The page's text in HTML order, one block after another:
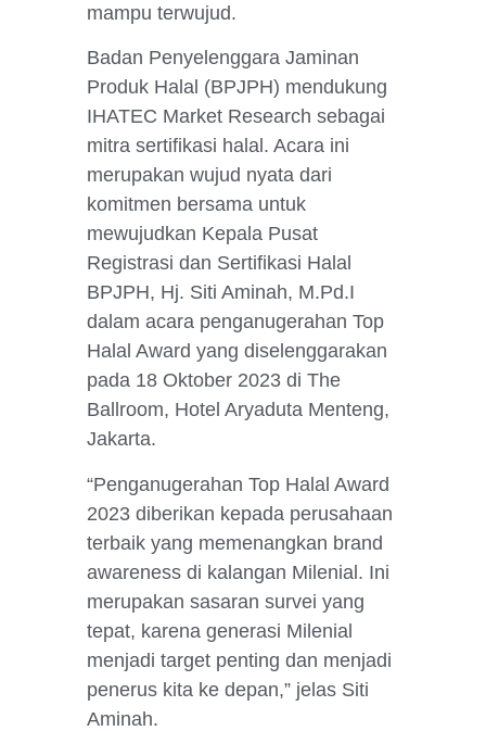
mampu terwujud.
Badan Penyelenggara Jaminan
Produk Halal (BPJPH) mendukung
IHATEC Market Research sebagai
mitra sertifikasi halal. Acara ini
merupakan wujud nyata dari
komitmen bersama untuk
mewujudkan Kepala Pusat
Registrasi dan Sertifikasi Halal
BPJPH, Hj. Siti Aminah, M.Pd.I
dalam acara penganugerahan Top
Halal Award yang diselenggarakan
pada 18 Oktober 2023 di The
Ballroom, Hotel Aryaduta Menteng,
Jakarta.
“Penganugerahan Top Halal Award
2023 diberikan kepada perusahaan
terbaik yang memenangkan brand
awareness di kalangan Milenial. Ini
merupakan sasaran survei yang
tepat, karena generasi Milenial
menjadi target penting dan menjadi
penerus kita ke depan,” jelas Siti
Aminah.